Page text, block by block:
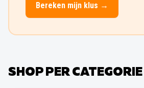
Bereken mijn klus →
SHOP PER CATEGORIE